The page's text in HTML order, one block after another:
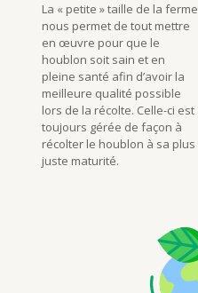
La « petite » taille de la ferme
nous permet de tout mettre
en œuvre pour que le
houblon soit sain et en
pleine santé afin d’avoir la
meilleure qualité possible
lors de la récolte. Celle-ci est
toujours gérée de façon à
récolter le houblon à sa plus
juste maturité.